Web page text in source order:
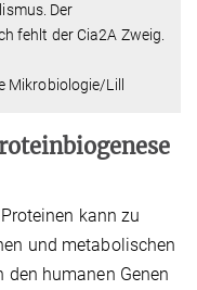
Der
fehlt der Cia2A Zweig.
Lill
kann zu
und metabolischen
humanen Genen